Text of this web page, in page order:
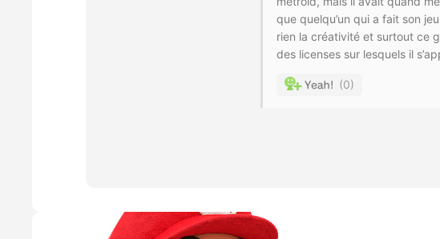
que quelqu’un qui a fait son
rien la créativité et surtout ce
des licenses sur lesquels il
0